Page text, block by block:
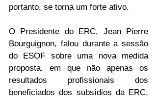
portanto, se torna um forte ativo.
O Presidente do ERC, Jean Pierre
Bourguignon, falou durante a sessão
do ESOF sobre uma nova medida
proposta, em que não apenas os
resultados profissionais dos
beneficiados dos subsídios da ERC,